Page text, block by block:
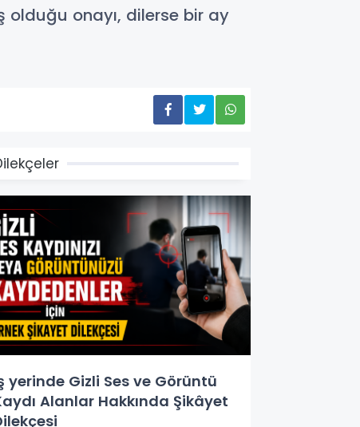
olduğu onayı, dilerse bir ay
yerinde Gizli Ses ve Görüntü
Alanlar Hakkında Şikâyet